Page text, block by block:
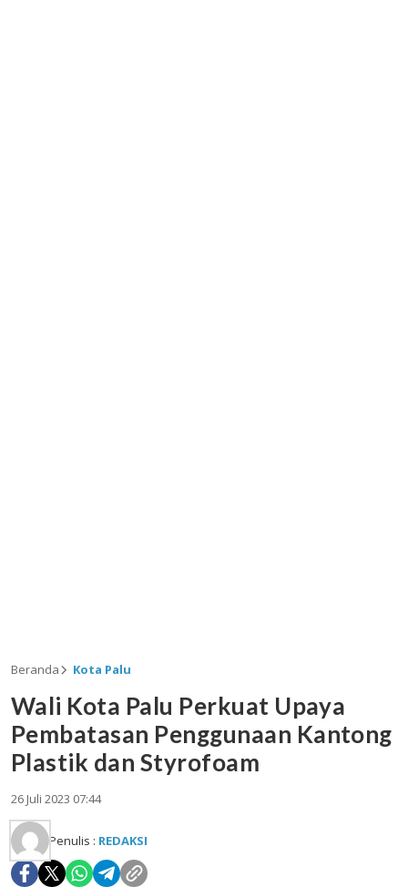
Beranda Kota Palu
Wali Kota Palu Perkuat Upaya
Pembatasan Penggunaan Kantong
Plastik dan Styrofoam
26 Juli 2023 07:44
Penulis : REDAKSI